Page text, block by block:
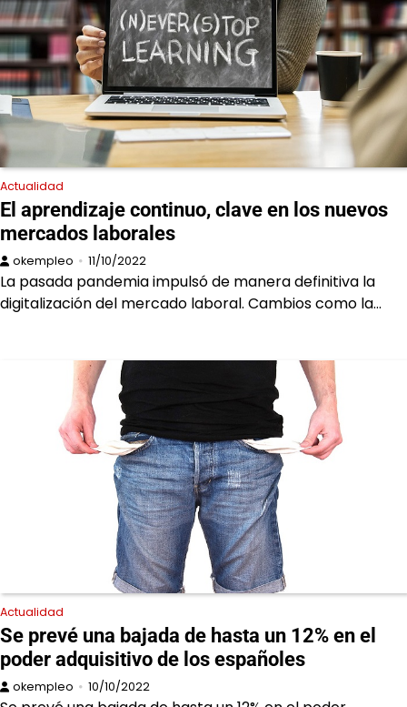
Actualidad
El aprendizaje continuo, clave en los nuevos
mercados laborales
okempleo 11/10/2022
La pasada pandemia impulsó de manera definitiva la
digitalización del mercado laboral. Cambios como la…
Actualidad
Se prevé una bajada de hasta un 12% en el
poder adquisitivo de los españoles
okempleo 10/10/2022